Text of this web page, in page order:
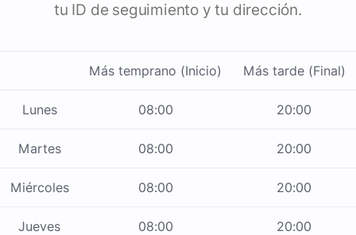
tu ID de seguimiento y tu dirección.
Más temprano (Inicio) Más tarde (Final)
Lunes 08:00 20:00
Martes 08:00 20:00
Miércoles 08:00 20:00
Jueves 08:00 20:00